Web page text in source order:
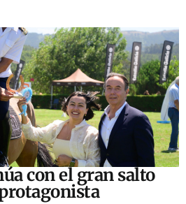
con el gran salto